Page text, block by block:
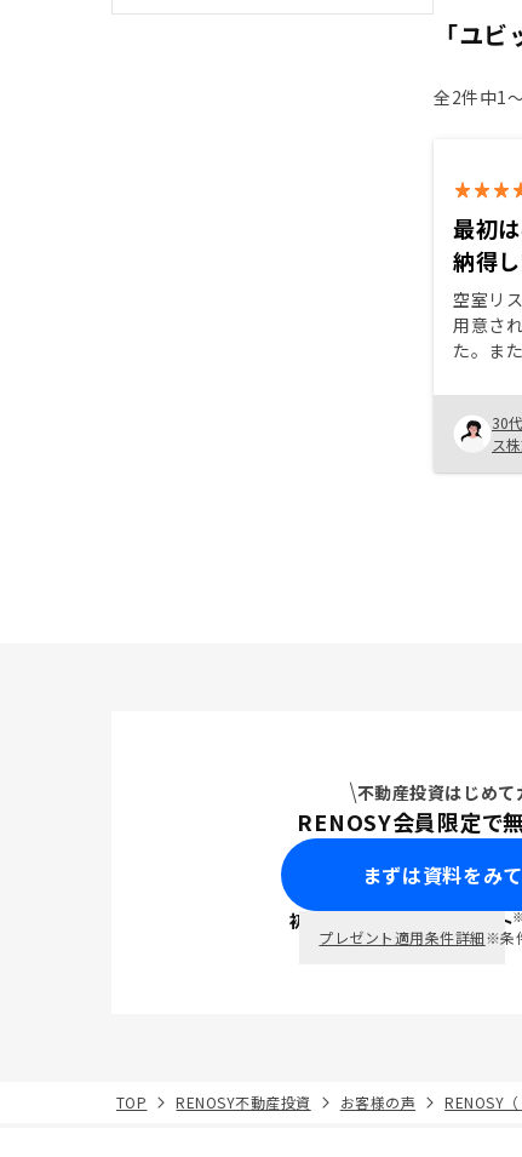
「ユビ
全2件中1
最初
納得
空室リ
用意さ
た。ま
出しを
介いた
ありま
同僚だ
て色々
30
ス
不動産投資はじめて
RENOSY会員限定で
まずは資料をみ
初回面談で ポイント
プレゼント適用条件詳細※条
TOP RENOSY不動産投資 お客様の声 RENOSY